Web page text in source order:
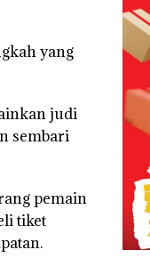
yang
judi
sembari
pemain
tiket